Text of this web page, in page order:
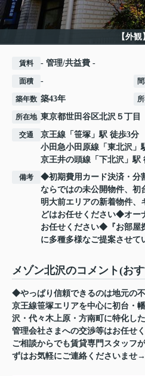
【外観
賃料 - 管理/共益費 -
面積 -
築年数 築43年
所在地 東京都世田谷区北沢 ５丁目
交通 京王線 「 笹塚 」駅 徒歩3分
小田急小田原線 「 東北沢 」
京王井の頭線 「 下北沢 」駅
備考
◆初期費用カード決済・分
ならではの未公開物件、初
明大前エリアの新着物件、
どはお任せください◆オー
お任せください◆『お部屋
に多種多様なご提案させ
メゾン北沢のコメント(お
◆やっぱり信頼できるのは地元の
京王線笹塚エリアを中心に初台・
沢・代々木上原・方南町に特化し
管理会社さまへの交渉等はお任せ
ご相談からでも賃貸専門スタッフ
ずはお気軽にご連絡くださいませ